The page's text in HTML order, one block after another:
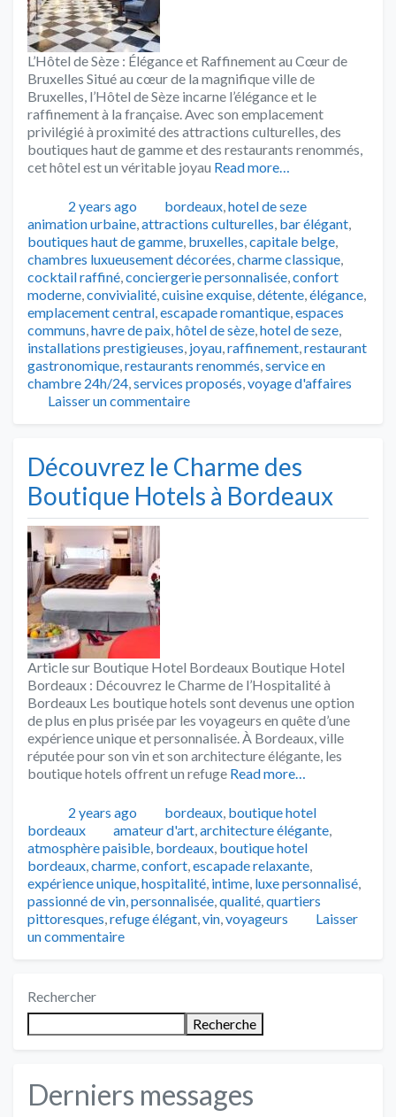
L’Hôtel de Sèze : Élégance et Raffinement au Cœur de
Bruxelles Situé au cœur de la magnifique ville de
Bruxelles, l’Hôtel de Sèze incarne l’élégance et le
raffinement à la française. Avec son emplacement
privilégié à proximité des attractions culturelles, des
boutiques haut de gamme et des restaurants renommés,
cet hôtel est un véritable joyau Read more…
Publié2 years ago Catégories
bordeaux,hotel de seze
animation urbaine,attractions culturelles, bar élégant,
boutiques haut de gamme, bruxelles,capitale belge,
chambres luxueusement décorées,charme classique,
cocktail raffiné,conciergerie personnalisée,confort
moderne,convivialité,cuisine exquise,détente,élégance,
emplacement central,escapade romantique,espaces
communs,havre de paix,hôtel de sèze,hotel de seze,
installations prestigieuses, joyau,raffinement,restaurant
gastronomique,restaurants renommés,service en
chambre 24h/24,services proposés,voyage d'affaires
Laisser un commentaire
Découvrez le Charme des
Boutique Hotels à Bordeaux
Article sur Boutique Hotel Bordeaux Boutique Hotel
Bordeaux : Découvrez le Charme de l’Hospitalité à
Bordeaux Les boutique hotels sont devenus une option
de plus en plus prisée par les voyageurs en quête d’une
expérience unique et personnalisée. À Bordeaux, ville
réputée pour son vin et son architecture élégante, les
boutique hotels offrent un refuge Read more…
Publié2 years ago Catégories
bordeaux, boutique hotel
bordeaux
Tags
amateur d'art,architecture élégante,
atmosphère paisible, bordeaux, boutique hotel
bordeaux,charme,confort,escapade relaxante,
expérience unique,hospitalité, intime, luxe personnalisé,
passionné de vin,personnalisée,qualité,quartiers
pittoresques,refuge élégant,vin,voyageurs
Laisser
un commentaire
Rechercher
Recherche
Derniers messages